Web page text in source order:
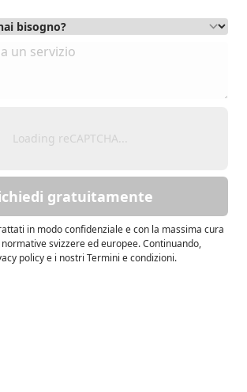
Loading reCAPTCHA...
gratuitamente
in modo confidenziale e con la massima cura
svizzere ed europee. Continuando,
policy e i nostri Termini e condizioni.